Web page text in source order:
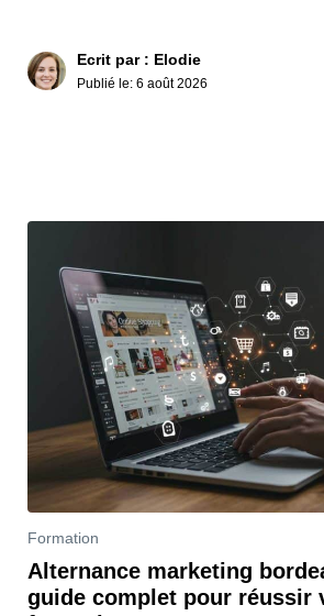
Ecrit par : Elodie
Publié le: 6 août 2026
Formation
Alternance marketing
guide complet pour réussir